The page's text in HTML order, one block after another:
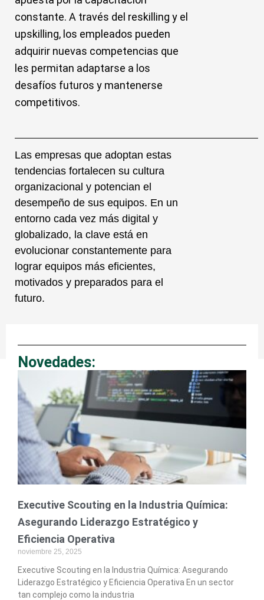
constante. A través del reskilling y el
upskilling, los empleados pueden
adquirir nuevas competencias que
les permitan adaptarse a los
desafíos futuros y mantenerse
competitivos.
Las empresas que adoptan estas
tendencias fortalecen su cultura
organizacional y potencian el
desempeño de sus equipos. En un
entorno cada vez más digital y
globalizado, la clave está en
evolucionar constantemente para
lograr equipos más eficientes,
motivados y preparados para el
futuro.
Novedades:
Executive Scouting en la Industria Química:
Asegurando Liderazgo Estratégico y
Eficiencia Operativa
noviembre 25, 2025
Executive Scouting en la Industria Química: Asegurando
Liderazgo Estratégico y Eficiencia Operativa En un sector
tan complejo como la industria
PagePagePage